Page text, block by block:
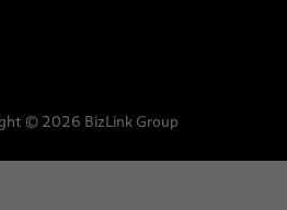
© 2026 BizLink Group